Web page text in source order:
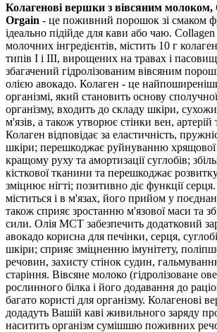
Колагенові вершки з вівсяним молоком,
Orgain - це поживний порошок зі смаком
ідеально підійде для кави або чаю.
молочних інгредієнтів, містить 10 г
типів I і III, вирощених на травах і
збагачений гідролізованим вівсяним
олією авокадо. Колаген - це
організмі, який становить основу
організму, входить до складу шкіри,
м'язів, а також утворює стінки вен, артерій
Колаген відповідає за еластичність,
шкіри; перешкоджає руйнуванню хрящової
кращому руху та амортизації суглобів;
кісткової тканини та перешкоджає
зміцнює нігті; позитивно діє функції
міститься і в м'язах, його прийом у
також сприяє зростанню м'язової маси та
сили. Олія МСТ забезпечить додатковий
авокадо корисна для печінки, серця,
шкіри; сприяє зміцненню імунітету,
речовин, захисту стінок судин,
старіння. Вівсяне молоко (гідролізоване
рослинного білка і його додавання до
багато користі для організму. Колагенові
додадуть Вашій каві живильного заряду
наситить організм сумішшю поживних